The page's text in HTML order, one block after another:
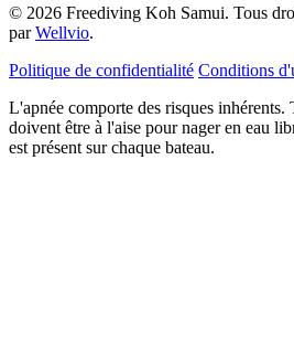
© 2026 Freediving Koh Samui. Tous
parWellvio.
Politique de confidentialité Conditions
L'apnée comporte des risques inhérents.
doivent être à l'aise pour nager en eau
est présent sur chaque bateau.